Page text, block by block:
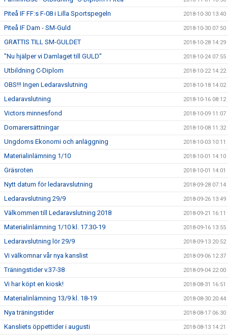
Piteå IF FF:s F-08 i Lilla Sportspegeln 2018-10-30 13:40
Piteå IF Dam - SM-Guld 2018-10-30 07:50
GRATTIS TILL SM-GULDET 2018-10-28 14:29
"Nu hjälper vi Damlaget till GULD" 2018-10-24 07:55
Utbildning C-Diplom 2018-10-22 14:22
OBS!!! Ingen Ledaravslutning 2018-10-18 14:02
Ledaravslutning 2018-10-16 08:12
Victors minnesfond 2018-10-09 11:07
Domarersättningar 2018-10-08 11:32
Ungdoms Ekonomi och anläggning 2018-10-03 10:11
Materialinlämning 1/10 2018-10-01 14:10
Gräsroten 2018-10-01 14:01
Nytt datum för ledaravslutning 2018-09-28 07:14
Ledaravslutning 29/9 2018-09-26 13:49
Välkommen till Ledaravslutning 2018 2018-09-21 16:11
Materialinlämning 1/10 kl. 17.30-19 2018-09-16 13:55
Ledaravslutning lör 29/9 2018-09-13 20:52
Vi välkomnar vår nya kanslist 2018-09-06 12:37
Träningstider v.37-38 2018-09-04 22:00
Vi har köpt en kiosk! 2018-08-31 16:51
Materialinlämning 13/9 kl. 18-19 2018-08-30 20:44
Nya träningstider 2018-08-17 06:30
Kansliets öppettider i augusti 2018-08-13 14:21